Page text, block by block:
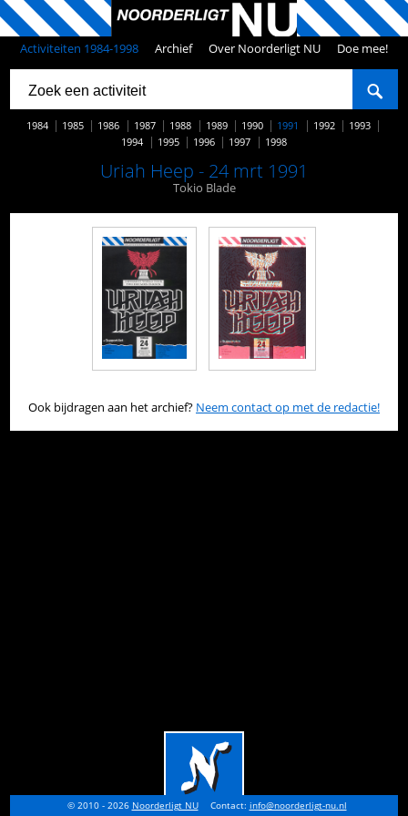
Activiteiten 1984-1998 Archief Over Noorderligt NU Doe mee!
1984 1985 1986 1987 1988 1989 1990 1991 1992
1993
1994
1995 1996 1997 1998
Uriah Heep - 24 mrt 1991
Tokio Blade
Ook bijdragen aan het archief? Neem contact op met de redactie!
© 2010 - 2026 Noorderligt NU Contact: info@noorderligt-nu.nl